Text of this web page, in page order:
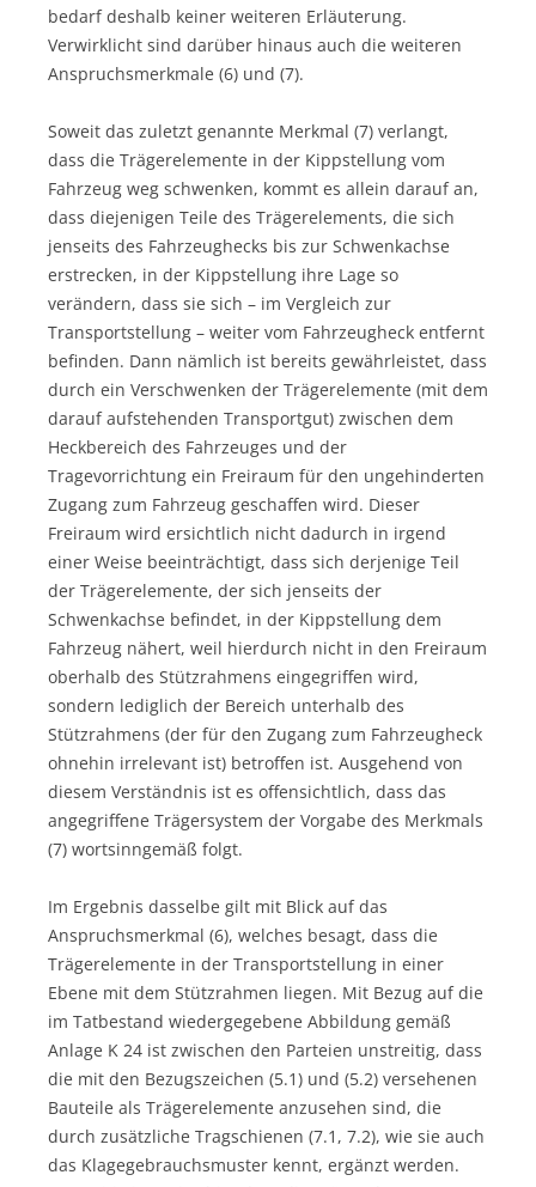
bedarf deshalb keiner weiteren Erläuterung.
Verwirklicht sind darüber hinaus auch die weiteren
Anspruchsmerkmale (6) und (7).
Soweit das zuletzt genannte Merkmal (7) verlangt,
dass die Trägerelemente in der Kippstellung vom
Fahrzeug weg schwenken, kommt es allein darauf an,
dass diejenigen Teile des Trägerelements, die sich
jenseits des Fahrzeughecks bis zur Schwenkachse
erstrecken, in der Kippstellung ihre Lage so
verändern, dass sie sich – im Vergleich zur
Transportstellung – weiter vom Fahrzeugheck entfernt
befinden. Dann nämlich ist bereits gewährleistet, dass
durch ein Verschwenken der Trägerelemente (mit dem
darauf aufstehenden Transportgut) zwischen dem
Heckbereich des Fahrzeuges und der
Tragevorrichtung ein Freiraum für den ungehinderten
Zugang zum Fahrzeug geschaffen wird. Dieser
Freiraum wird ersichtlich nicht dadurch in irgend
einer Weise beeinträchtigt, dass sich derjenige Teil
der Trägerelemente, der sich jenseits der
Schwenkachse befindet, in der Kippstellung dem
Fahrzeug nähert, weil hierdurch nicht in den Freiraum
oberhalb des Stützrahmens eingegriffen wird,
sondern lediglich der Bereich unterhalb des
Stützrahmens (der für den Zugang zum Fahrzeugheck
ohnehin irrelevant ist) betroffen ist. Ausgehend von
diesem Verständnis ist es offensichtlich, dass das
angegriffene Trägersystem der Vorgabe des Merkmals
(7) wortsinngemäß folgt.
Im Ergebnis dasselbe gilt mit Blick auf das
Anspruchsmerkmal (6), welches besagt, dass die
Trägerelemente in der Transportstellung in einer
Ebene mit dem Stützrahmen liegen. Mit Bezug auf die
im Tatbestand wiedergegebene Abbildung gemäß
Anlage K 24 ist zwischen den Parteien unstreitig, dass
die mit den Bezugszeichen (5.1) und (5.2) versehenen
Bauteile als Trägerelemente anzusehen sind, die
durch zusätzliche Tragschienen (7.1, 7.2), wie sie auch
das Klagegebrauchsmuster kennt, ergänzt werden.